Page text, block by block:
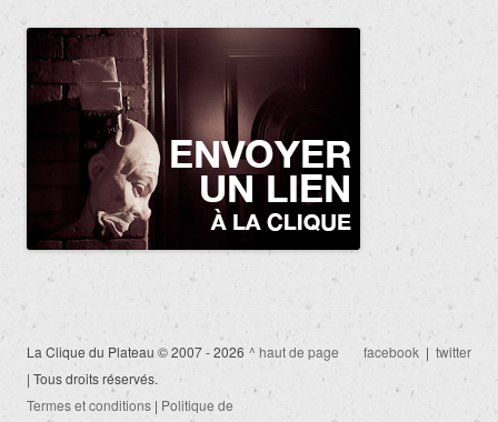
La Clique du Plateau © 2007 - 2026
| Tous droits réservés.
Termes et conditions | Politique de
^ haut de page facebook | twitter